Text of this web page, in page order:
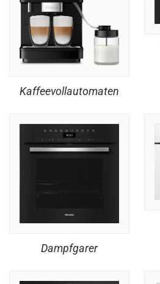
Kaffeevollautomaten
Dampfgarer